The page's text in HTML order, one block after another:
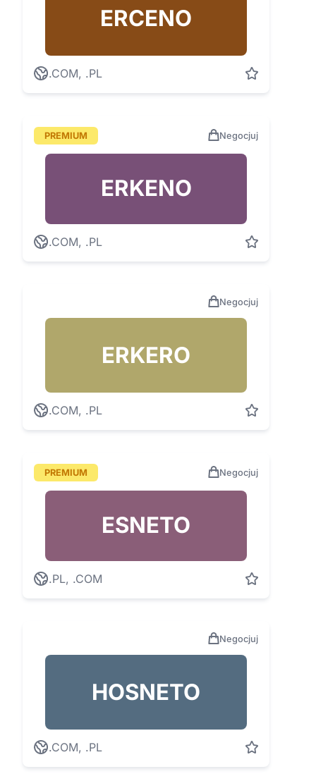
ERCENO
.COM, .PL
PREMIUM Negocjuj
ERKENO
.COM, .PL
Negocjuj
ERKERO
.COM, .PL
PREMIUM Negocjuj
ESNETO
.PL, .COM
Negocjuj
HOSNETO
.COM, .PL